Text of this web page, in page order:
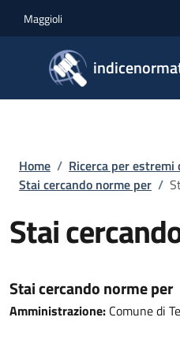
Maggioli
Briciole di
Home / Ricerca per
Stai cercando norme per /
Stai
Stai cercando norme per
Amministrazione: Comune di